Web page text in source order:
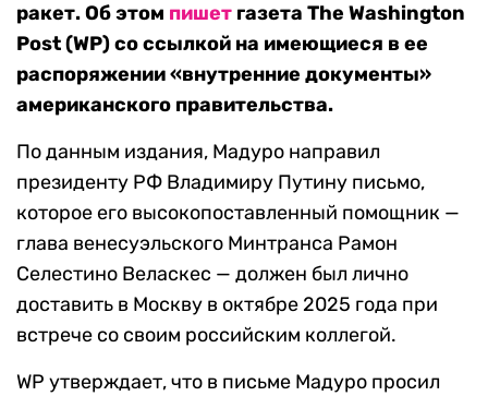
ракет. Об этом пишет газета The Washington
Post (WP) со ссылкой на имеющиеся в ее
распоряжении «внутренние документы»
американского правительства.
По данным издания, Мадуро направил
президенту РФ Владимиру Путину письмо,
которое его высокопоставленный помощник —
глава венесуэльского Минтранса Рамон
Селестино Веласкес — должен был лично
доставить в Москву в октябре 2025 года при
встрече со своим российским коллегой.
WP утверждает, что в письме Мадуро просил